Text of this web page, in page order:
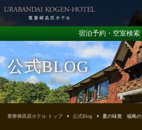
公式BLOG
Official Blog
宿泊予約・空室検索
裏磐梯高原ホテル トップ 公式Blog 夏の味覚 福島の